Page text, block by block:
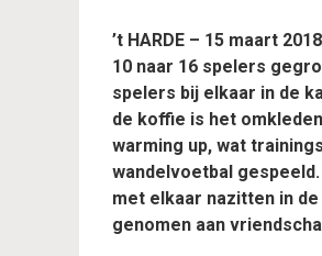
’t HARDE – 15 maart
10 naar 16 spelers
spelers bij elkaar in de
de koffie is het
warming up, wat
wandelvoetbal
met elkaar nazitten in de
genomen aan